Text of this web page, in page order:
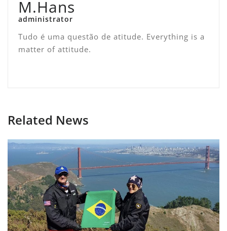
M.Hans
administrator
Tudo é uma questão de atitude. Everything is a
matter of attitude.
Related News